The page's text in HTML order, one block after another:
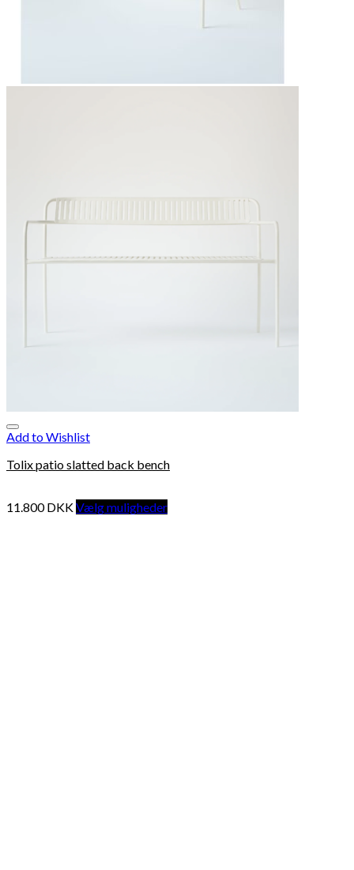
Add to Wishlist
Tolix patio slatted back bench
11.800DKKVælg muligheder